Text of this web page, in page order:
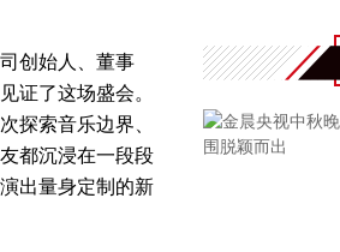
创始人、董事
证了这场盛会。
探索音乐边界、
都沉浸在一段段
出量身定制的新